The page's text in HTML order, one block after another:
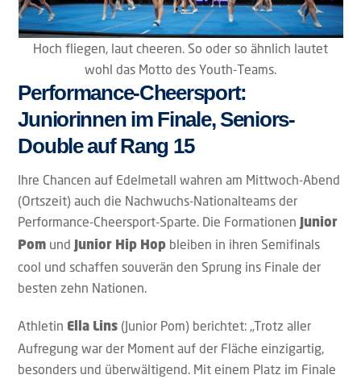
Hoch fliegen, laut cheeren. So oder so ähnlich lautet
wohl das Motto des Youth-Teams.
Performance-Cheersport:
Juniorinnen im Finale, Seniors-
Double auf Rang 15
Ihre Chancen auf Edelmetall wahren am Mittwoch-Abend
(Ortszeit) auch die Nachwuchs-Nationalteams der
Performance-Cheersport-Sparte. Die Formationen Junior
Pom und Junior Hip Hop bleiben in ihren Semifinals
cool und schaffen souverän den Sprung ins Finale der
besten zehn Nationen.
Athletin Ella Lins (Junior Pom) berichtet: „Trotz aller
Aufregung war der Moment auf der Fläche einzigartig,
besonders und überwältigend. Mit einem Platz im Finale